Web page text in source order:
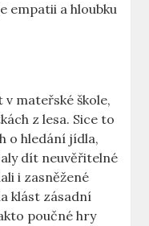
empatii a hloubku
mateřské škole,
z lesa. Sice to
o hledání jídla,
dít neuvěřitelné
i zasněžené
klást zásadní
poučné hry